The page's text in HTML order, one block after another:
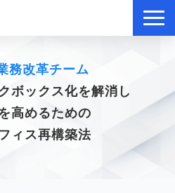
ービス
ログ
ナー
務改革チーム
ボックス化を解消し
高めるための
ィス再構築法